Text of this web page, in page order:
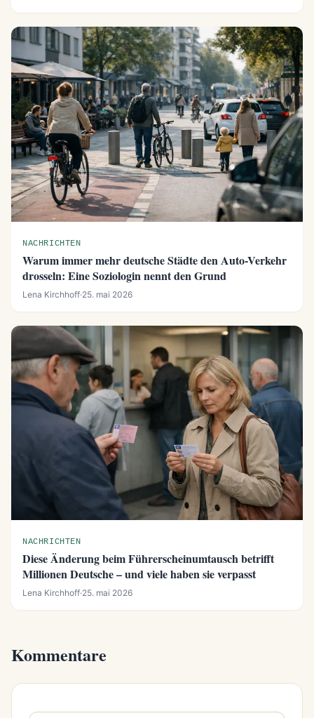
NACHRICHTEN
Warum immer mehr deutsche Städte den Auto-Verkehr
drosseln: Eine Soziologin nennt den Grund
Lena Kirchhoff·25. mai 2026
NACHRICHTEN
Diese Änderung beim Führerscheinumtausch betrifft
Millionen Deutsche – und viele haben sie verpasst
Lena Kirchhoff·25. mai 2026
Kommentare